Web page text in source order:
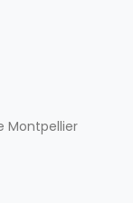
Montpellier